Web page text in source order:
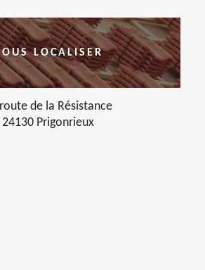
LOCALISER
de la Résistance
24130 Prigonrieux